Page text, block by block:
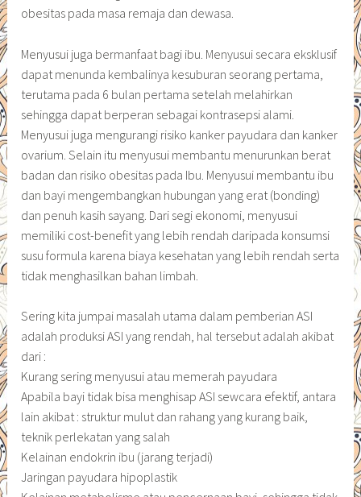
obesitas pada masa remaja dan dewasa.
Menyusui juga bermanfaat bagi ibu. Menyusui secara eksklusif
dapat menunda kembalinya kesuburan seorang pertama,
terutama pada 6 bulan pertama setelah melahirkan
sehingga dapat berperan sebagai kontrasepsi alami.
Menyusui juga mengurangi risiko kanker payudara dan kanker
ovarium. Selain itu menyusui membantu menurunkan berat
badan dan risiko obesitas pada Ibu. Menyusui membantu ibu
dan bayi mengembangkan hubungan yang erat (bonding)
dan penuh kasih sayang. Dari segi ekonomi, menyusui
memiliki cost-benefit yang lebih rendah daripada konsumsi
susu formula karena biaya kesehatan yang lebih rendah serta
tidak menghasilkan bahan limbah.
Sering kita jumpai masalah utama dalam pemberian ASI
adalah produksi ASI yang rendah, hal tersebut adalah akibat
dari :
Kurang sering menyusui atau memerah payudara
Apabila bayi tidak bisa menghisap ASI sewcara efektif, antara
lain akibat : struktur mulut dan rahang yang kurang baik,
teknik perlekatan yang salah
Kelainan endokrin ibu (jarang terjadi)
Jaringan payudara hipoplastik